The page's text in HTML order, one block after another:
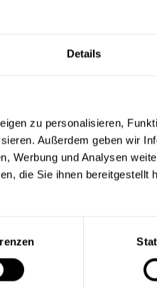
Details
zu personalisieren,
Außerdem geben wir
Werbung und Analysen
die Sie ihnen bereitgestellt